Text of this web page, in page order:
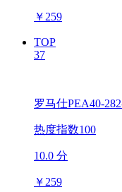
￥ 259
TOP
37
罗马仕PEA40-
热度指数100
10.0 分
￥ 259